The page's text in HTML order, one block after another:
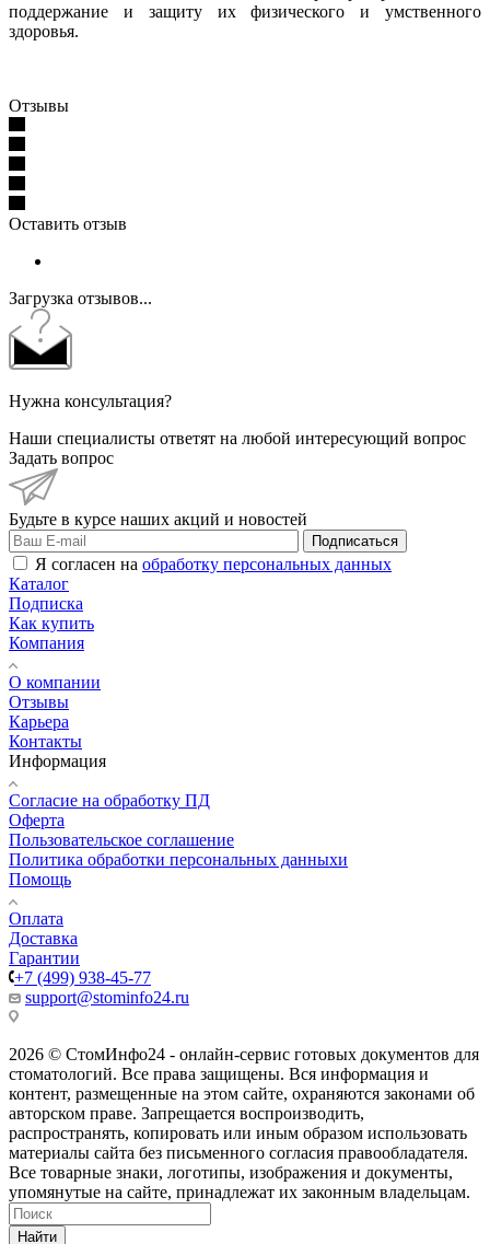
поддержание и защиту их физического и умственного
здоровья.
Отзывы
Оставить отзыв
Загрузка отзывов...
Нужна консультация?
Наши специалисты ответят на любой интересующий вопрос
Задать вопрос
Будьте в курсе наших акций и новостей
Подписаться
Я согласен на обработку персональных данных
Каталог
Подписка
Как купить
Компания
О компании
Отзывы
Карьера
Контакты
Информация
Согласие на обработку ПД
Оферта
Пользовательское соглашение
Политика обработки персональных данныхи
Помощь
Оплата
Доставка
Гарантии
+7 (499) 938-45-77
support@stominfo24.ru
2026 © СтомИнфо24 - онлайн-сервис готовых документов для
стоматологий. Все права защищены. Вся информация и
контент, размещенные на этом сайте, охраняются законами об
авторском праве. Запрещается воспроизводить,
распространять, копировать или иным образом использовать
материалы сайта без письменного согласия правообладателя.
Все товарные знаки, логотипы, изображения и документы,
упомянутые на сайте, принадлежат их законным владельцам.
Найти